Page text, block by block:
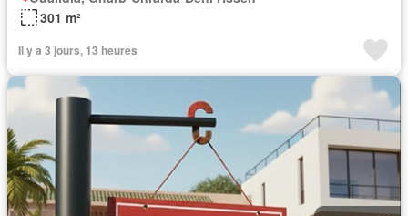
301 m²
Il y a 3 jours, 13 heures